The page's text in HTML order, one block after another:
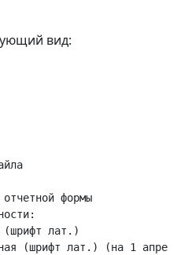
вид:
формы
лат.)
(шрифт лат.) (на 1